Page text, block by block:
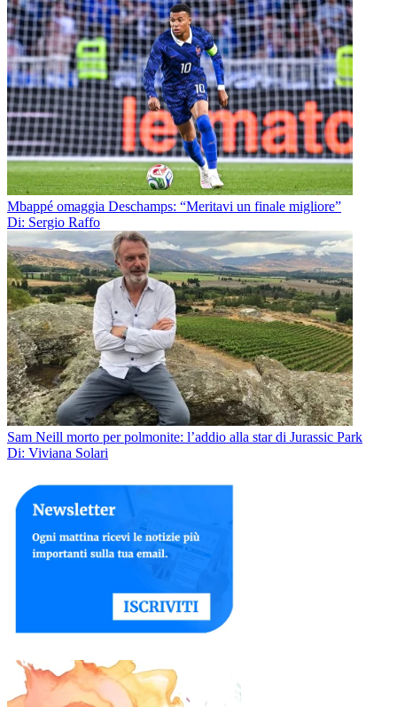
Mbappé omaggia Deschamps: “Meritavi un finale migliore”
Di: Sergio Raffo
Sam Neill morto per polmonite: l’addio alla star di Jurassic Park
Di: Viviana Solari